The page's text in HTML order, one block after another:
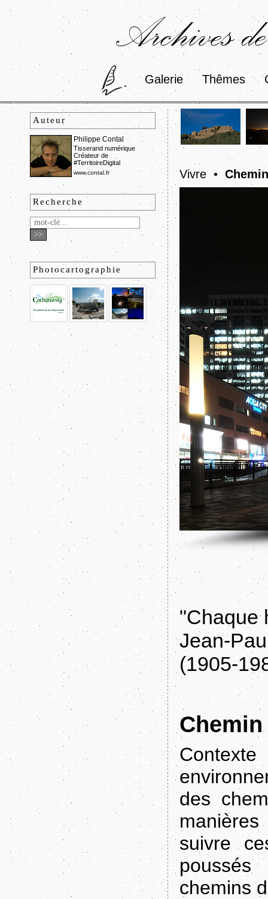
Archives
Galerie Thêmes
Auteur
Philippe Contal
Tisserand numérique
Créateur de
#TerritoireDigital
www.contal.fr
Recherche
Photocartographie
Vivre •
"Chaque
Jean-
(1905-
des
suivre
chemins